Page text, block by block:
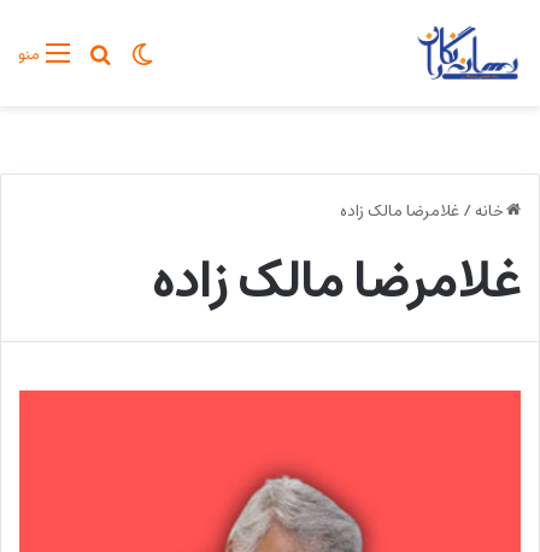
منوجستجو
تغییر پوسته
خانه/غلامرضا مالک زاده
غلامرضا مالک زاده